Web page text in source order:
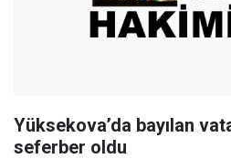
Yüksekova’da bayılan
seferber oldu